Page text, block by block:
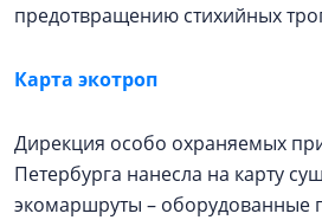
предотвращению стихийных
Карта экотроп
Дирекция особо охраняемых
Петербурга нанесла на карту
экомаршруты – оборудованные